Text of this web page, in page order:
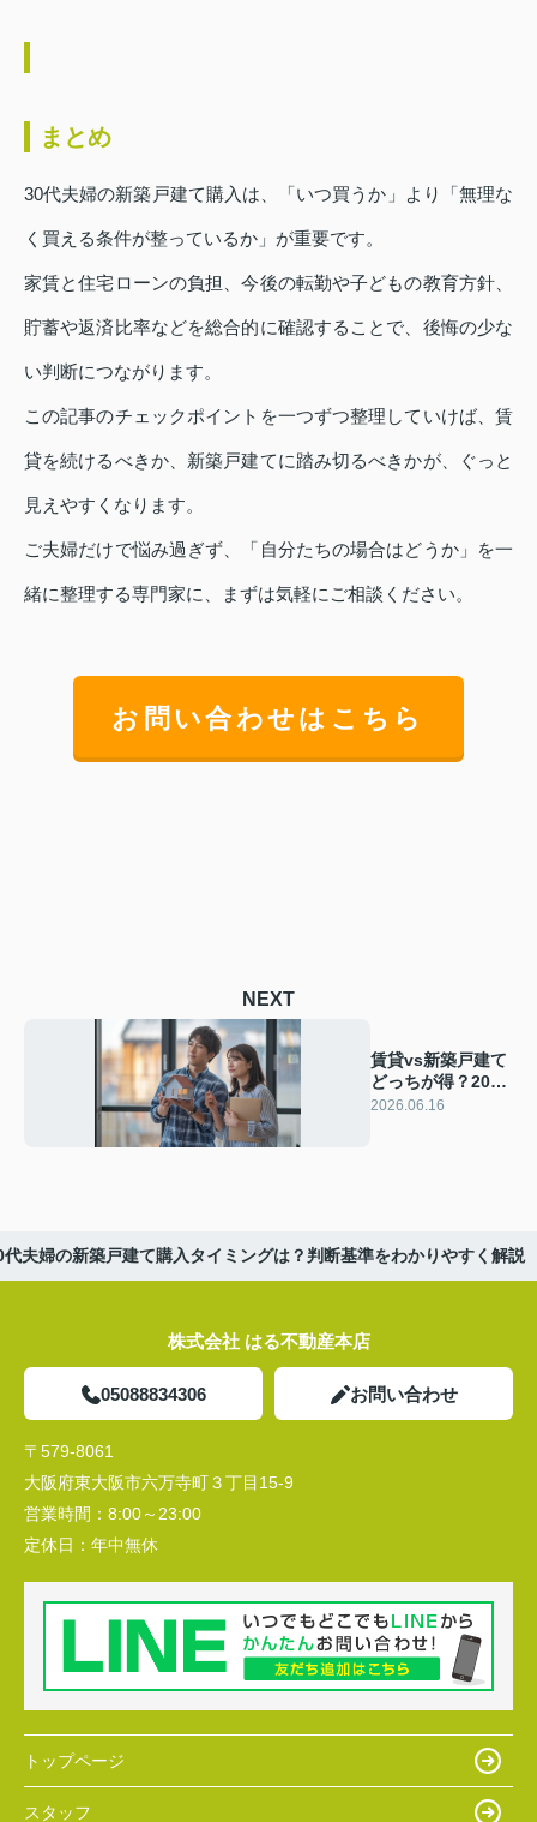
まとめ
30代夫婦の新築戸建て購入は、「いつ買うか」より「無理な
く買える条件が整っているか」が重要です。
家賃と住宅ローンの負担、今後の転勤や子どもの教育方針、
貯蓄や返済比率などを総合的に確認することで、後悔の少な
い判断につながります。
この記事のチェックポイントを一つずつ整理していけば、賃
貸を続けるべきか、新築戸建てに踏み切るべきかが、ぐっと
見えやすくなります。
ご夫婦だけで悩み過ぎず、「自分たちの場合はどうか」を一
緒に整理する専門家に、まずは気軽にご相談ください。
お問い合わせはこちら
NEXT
賃貸vs新築戸建て
どっちが得？20代
夫婦の住まい選び
2026.06.16
代夫婦の新築戸建て購入タイミングは？判断基準をわかりやすく解説
株式会社 はる不動産本店
05088834306 お問い合わせ
〒579-8061
大阪府東大阪市六万寺町３丁目15-9
営業時間： 8:00～23:00
定休日： 年中無休
トップページ
スタッフ